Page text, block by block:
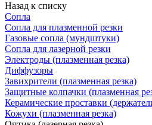
Назад к списку
Сопла
Сопла для плазменной резки
Газовые сопла (мундштуки)
Сопла для лазерной резки
Электроды (плазменная резка)
Диффузоры
Завихрители (плазменная резка)
Защитные колпачки (плазменная
Керамические проставки
Кожухи (плазменная резка)